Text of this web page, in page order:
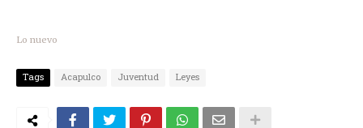
Lo nuevo
Tags Acapulco Juventud Leyes